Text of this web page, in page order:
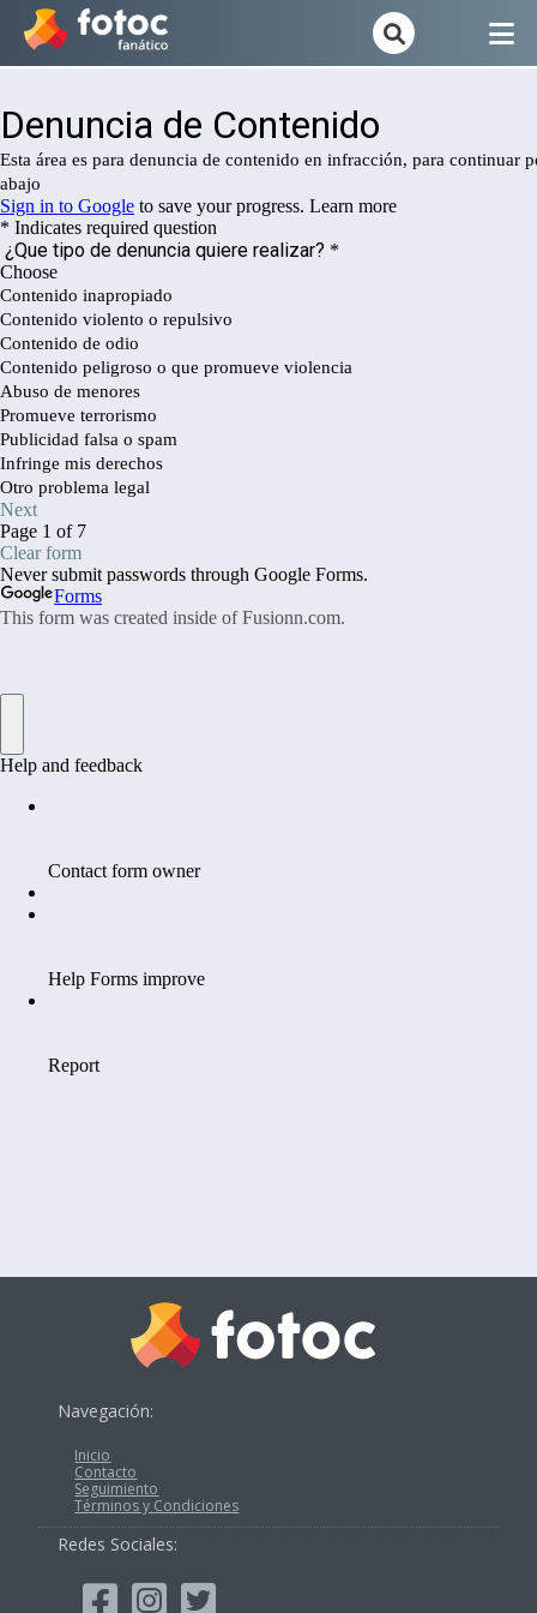
Navegación:
Inicio
Contacto
Seguimiento
Términos y Condiciones
Redes Sociales: